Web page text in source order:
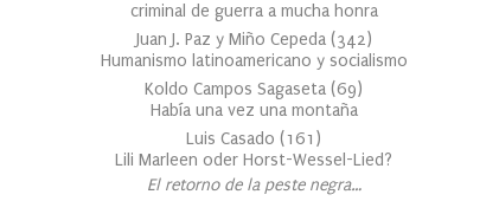
criminal de guerra a mucha honra
Juan J. Paz y Miño Cepeda (342)
Humanismo latinoamericano y socialismo
Koldo Campos Sagaseta (69)
Había una vez una montaña
Luis Casado (161 )
Lili Marleen oder Horst-Wessel-Lied?
El retorno de la peste negra…